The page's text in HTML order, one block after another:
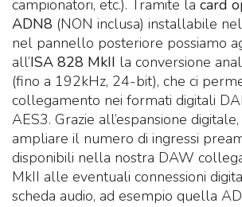
campionatori, etc.). Tramite la card
ADN8 (NON inclusa) installabile
nel pannello posteriore possiamo
all’ISA 828 MkII la conversione
(fino a 192kHz, 24-bit), che ci
collegamento nei formati digitali
AES3. Grazie all’espansione
ampliare il numero di ingressi
disponibili nella nostra DAW
MkII alle eventuali connessioni
scheda audio, ad esempio quella